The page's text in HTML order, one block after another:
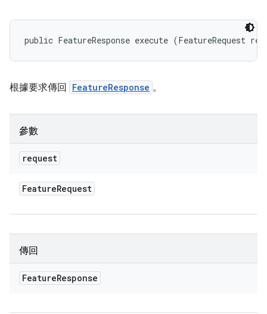
public FeatureResponse execute (FeatureRequest
根據要求傳回 FeatureResponse 。
參數
request
FeatureRequest
傳回
FeatureResponse